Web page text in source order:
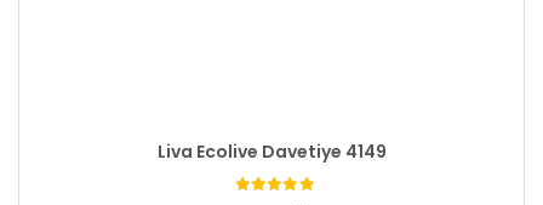
Liva Ecolive Davetiye 4149